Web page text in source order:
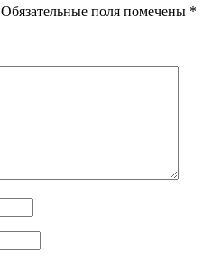
Обязательные поля помечены *